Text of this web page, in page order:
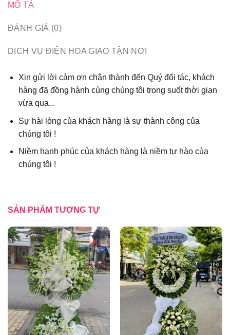
MÔ TẢ
ĐÁNH GIÁ (0)
DỊCH VỤ ĐIỆN HOA GIAO TẬN NƠI
Xin gửi lời cảm ơn chân thành đến Quý đối tác, khách
hàng đã đồng hành cùng chúng tôi trong suốt thời gian
vừa qua...
Sự hài lòng của khách hàng là sự thành công của
chúng tôi !
Niềm hạnh phúc của khách hàng là niềm tự hào của
chúng tôi !
SẢN PHẨM TƯƠNG TỰ